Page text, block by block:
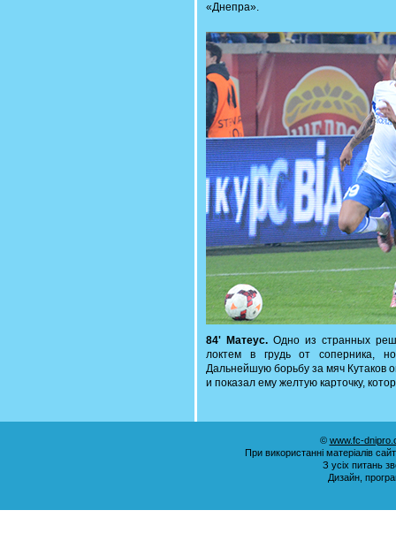
«Днепра».
84' Матеус.Одно из странных
локтем в грудь от соперника,
Дальнейшую борьбу за мяч Кутаков
и показал ему желтую карточку,
© www.fc-
При використанні матеріалів
З усіх питань
Дизайн,